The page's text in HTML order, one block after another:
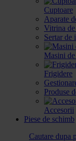
Cuptoare
Aparate
Vitrina
Sertar de
Masini
Frigidere
Produse
Accesorii
Piese de schimb
Cautare dupa